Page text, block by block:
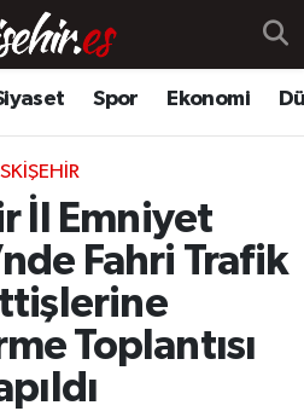
Spor Ekonomi
İl Emniyet
Fahri Trafik
Toplantısı